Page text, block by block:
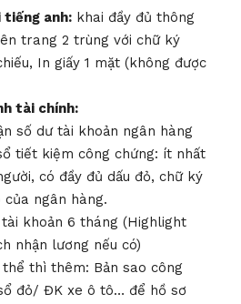
tiếng anh: khai đầy đủ thông
trang 2 trùng với chữ ký
In giấy 1 mặt (không được
tài chính:
số dư tài khoản ngân hàng
tiết kiệm công chứng: ít nhất
có đầy đủ dấu đỏ, chữ ký
của ngân hàng.
khoản 6 tháng (Highlight
nhận lương nếu có)
thể thì thêm: Bản sao công
đỏ/ ĐK xe ô tô… để hồ sơ